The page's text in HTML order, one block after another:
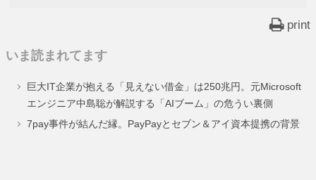
print
いま読まれてます
巨大IT企業が抱える「見えない借金」は250兆円。元Microsoft
エンジニア中島聡が解説する「AIブーム」の危うい裏側
7pay事件が結んだ縁。PayPayとセブン＆アイ資本提携の背景